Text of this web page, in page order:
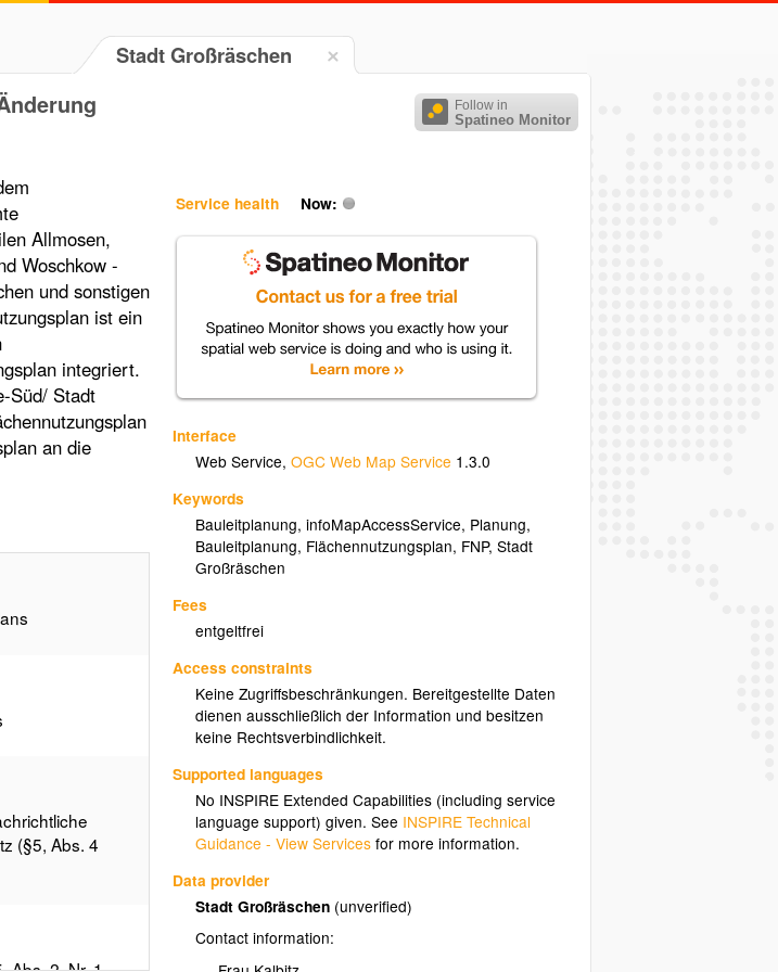
Stadt Großräschen
Follow in
Spatineo Monitor
Service health Now:
Interface
Web Service,OGC Web Map Service 1.3.0
Keywords
Bauleitplanung,infoMapAccessService, Planung,
Bauleitplanung, Flächennutzungsplan, FNP,Stadt
Großräschen
Fees
entgeltfrei
Access constraints
Keine Zugriffsbeschränkungen. Bereitgestellte Daten
dienen ausschließlich der Information und besitzen
keine Rechtsverbindlichkeit.
Supported languages
No INSPIRE Extended Capabilities (including service
language support) given. See INSPIRE Technical
Guidance - View Services for more information.
Data provider
Stadt Großräschen (unverified)
Contact information:
Allmosen,
Woschkow -
und sonstigen
ist ein
integriert.
Süd/ Stadt
an die
(§5, Abs. 4